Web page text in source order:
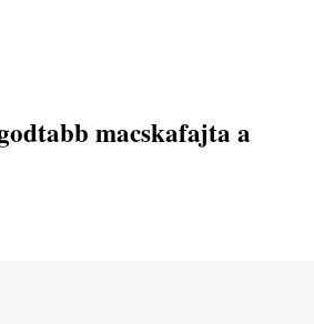
macskafajta a